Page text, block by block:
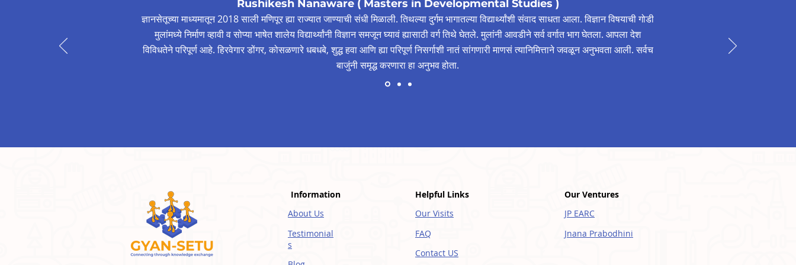
Rushikesh Nanaware ( Masters in Developmental Studies )
ज्ञानसेतूच्या माध्यमातून 2018 साली मणिपूर ह्या राज्यात जाण्याची संधी मिळाली. तिथल्या दुर्गम भागातल्या विद्यार्थ्यांशी संवाद साधता आला. विज्ञान विषयाची गोडी
मुलांमध्ये निर्माण व्हावी व सोप्या भाषेत शालेय विद्यार्थ्यांनी विज्ञान समजून घ्यावं ह्यासाठी वर्ग तिथे घेतले. मुलांनी आवडीने सर्व वर्गात भाग घेतला. आपला देश
विविधतेने परिपूर्ण आहे. हिरवेगार डोंगर, कोसळणारे धबधबे, शुद्ध हवा आणि ह्या परिपूर्ण निसर्गाशी नातं सांगणारी माणसं त्यानिमित्ताने जवळून अनुभवता आली. सर्वच
बाजुंनी समृद्ध करणारा हा अनुभव होता.
Information
About Us
Testimonial
s
Helpful Links
Our Visits
FAQ
Contact US
Our Ventures
JP EARC
Jnana Prabodhini